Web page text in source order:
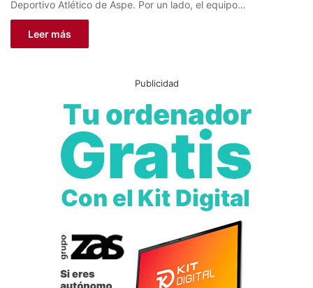
Deportivo Atlético de Aspe. Por un lado, el equipo…
Leer más
Publicidad